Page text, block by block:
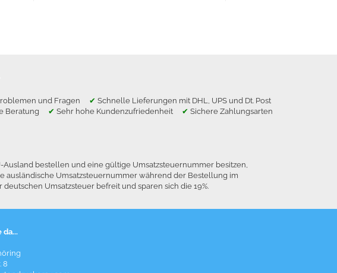
und Fragen ✔ Schnelle Lieferungen mit DHL, UPS und Dt. Post
Beratung ✔ Sehr hohe Kundenzufriedenheit ✔ Sichere Zahlungsarten
Ausland bestellen und eine gültige Umsatzsteuernummer besitzen,
ausländische Umsatzsteuernummer während der Bestellung im
Umsatzsteuer befreit und sparen sich die 19%.
da...
8